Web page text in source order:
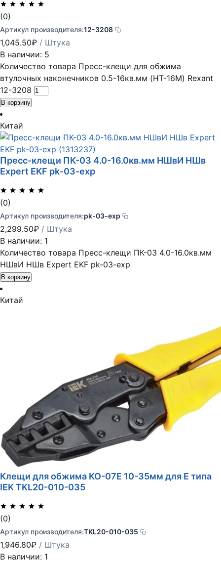
(0)
Артикул производителя:12-3208
1,045.50₽ / Штука
В наличии: 5
Количество товара Пресс-клещи для обжима
втулочных наконечников 0.5-16кв.мм (HT-16M) Rexant
12-3208
В корзину
Китай
Пресс-клещи ПК-03 4.0-16.0кв.мм НШвИ НШв
Expert EKF pk-03-exp
(0)
Артикул производителя:pk-03-exp
2,299.50₽ / Штука
В наличии: 1
Количество товара Пресс-клещи ПК-03 4.0-16.0кв.мм
НШвИ НШв Expert EKF pk-03-exp
В корзину
Китай
Клещи для обжима КО-07Е 10-35мм для Е типа
IEK TKL20-010-035
(0)
Артикул производителя:TKL20-010-035
1,946.80₽ / Штука
В наличии: 1